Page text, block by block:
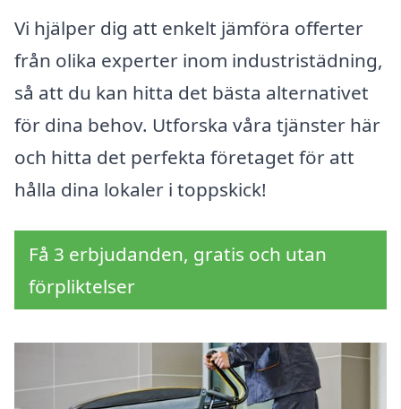
Vi hjälper dig att enkelt jämföra offerter
från olika experter inom industristädning,
så att du kan hitta det bästa alternativet
för dina behov. Utforska våra tjänster här
och hitta det perfekta företaget för att
hålla dina lokaler i toppskick!
Få 3 erbjudanden, gratis och utan
förpliktelser